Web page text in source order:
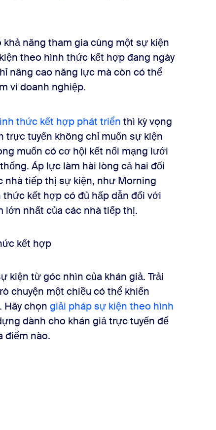
năng tham gia cùng một sự kiện
theo hình thức kết hợp đang ngày
nâng cao năng lực mà còn có thể
vi doanh nghiệp.
thức kết hợp phát triển thì kỳ vọng
tuyến không chỉ muốn sự kiện
muốn có cơ hội kết nối mạng lưới
Áp lực làm hài lòng cả hai đối
nhà tiếp thị sự kiện, như Morning
kết hợp có đủ hấp dẫn đối với
lớn nhất của các nhà tiếp thị.
kiện từ góc nhìn của khán giả. Trải
chuyện một chiều có thể khiến
Hãy chọn giải pháp sự kiện theo hình
dành cho khán giả trực tuyến để
điểm nào.